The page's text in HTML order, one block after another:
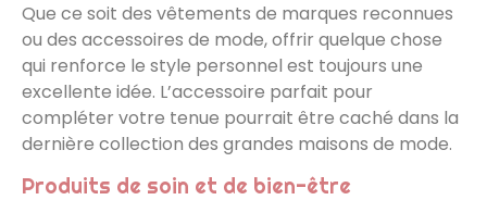
Que ce soit des vêtements de marques reconnues
ou des accessoires de mode, offrir quelque chose
qui renforce le style personnel est toujours une
excellente idée. L’accessoire parfait pour
compléter votre tenue pourrait être caché dans la
dernière collection des grandes maisons de mode.
Produits de soin et de bien-être